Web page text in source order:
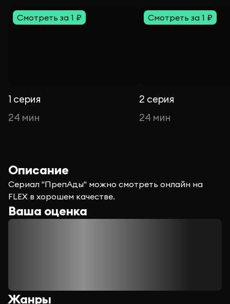
Смотреть за 1 ₽
1 серия
24 мин
Смотреть за 1 ₽
2 серия
24 мин
Описание
Сериал "ПрепАды" можно смотреть онлайн на
FLEX в хорошем качестве.
Ваша оценка
Жанры